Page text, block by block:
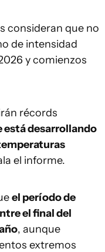
consideran que no
de intensidad
y comienzos
récords
está desarrollando
el informe.
el período de
el final del
, aunque
extremos